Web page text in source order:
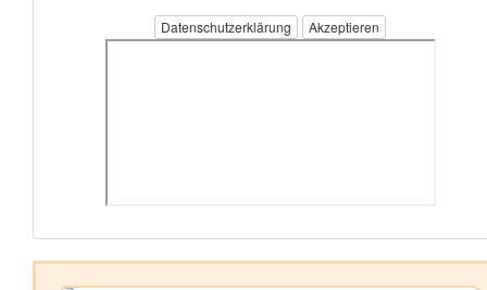
Datenschutzerklärung